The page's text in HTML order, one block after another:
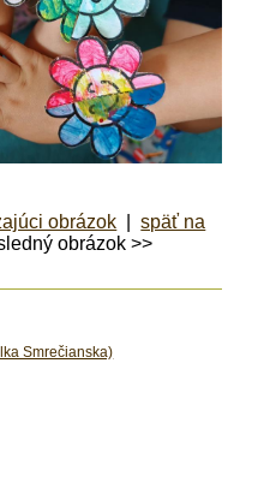
obrázok |späť na
obrázok >>
Smrečianska)